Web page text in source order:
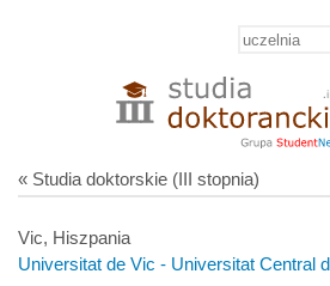
« Studia doktorskie (III stopnia)
Vic, Hiszpania
Universitat de Vic - Universitat Central